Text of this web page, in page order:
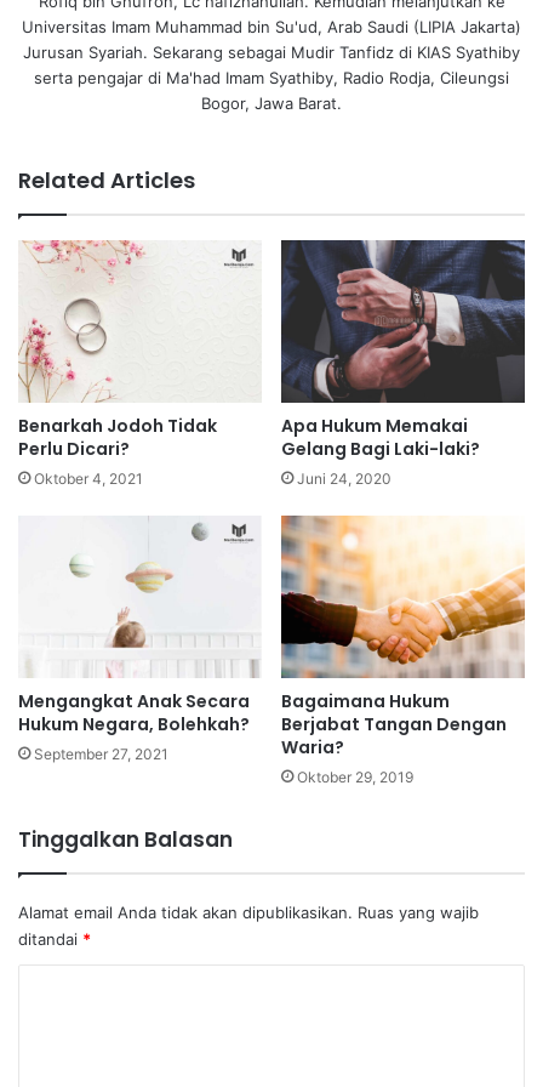
Universitas Imam Muhammad bin Su'ud, Arab Saudi (LIPIA Jakarta)
Jurusan Syariah. Sekarang sebagai Mudir Tanfidz di KIAS Syathiby
serta pengajar di Ma'had Imam Syathiby, Radio Rodja, Cileungsi
Bogor, Jawa Barat.
Related Articles
Benarkah Jodoh Tidak
Perlu Dicari?
Oktober 4, 2021
Apa Hukum Memakai
Gelang Bagi Laki-laki?
Juni 24, 2020
Mengangkat Anak Secara
Hukum Negara, Bolehkah?
September 27, 2021
Bagaimana Hukum
Berjabat Tangan Dengan
Waria?
Oktober 29, 2019
Tinggalkan Balasan
Alamat email Anda tidak akan dipublikasikan. Ruas yang wajib
ditandai *